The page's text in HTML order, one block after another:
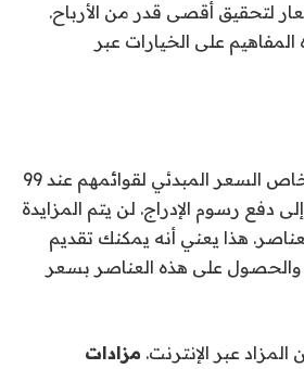
لتحقيق أقصى قدر من الأرباح.
على الخيارات عبر
يحدد العديد من الأشخاص السعر المبدئي لقوائمهم عند 99
دفع رسوم الإدراج. لن يتم المزايدة
هذا يعني أنه يمكنك تقديم
99 بنسًا والحصول على هذه العناصر بسعر
عبر الإنترنت. مزادات